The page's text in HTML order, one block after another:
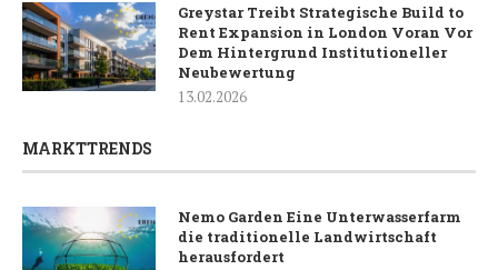
Greystar Treibt Strategische Build to
Rent Expansion in London Voran Vor
Dem Hintergrund Institutioneller
Neubewertung
13.02.2026
MARKTTRENDS
Nemo Garden Eine Unterwasserfarm
die traditionelle Landwirtschaft
herausfordert